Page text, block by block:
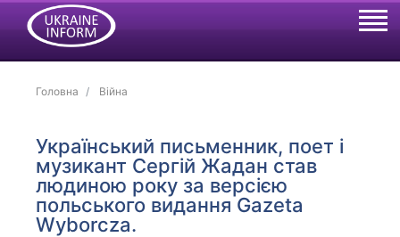
Головна Війна
Український письменник, поет і
музикант Сергій Жадан став
людиною року за версією
польського видання Gazeta
Wyborcza.